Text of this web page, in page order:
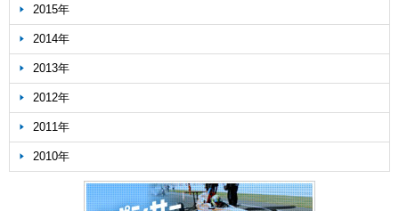
2015年
2014年
2013年
2012年
2011年
2010年